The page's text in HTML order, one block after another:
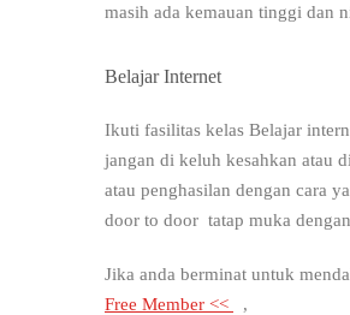
masih ada kemauan tinggi dan
Belajar Internet
Ikuti fasilitas kelas Belajar
jangan di keluh kesahkan atau
atau penghasilan dengan cara
door to door tatap muka
Jika anda berminat untuk
Free Member <<
,